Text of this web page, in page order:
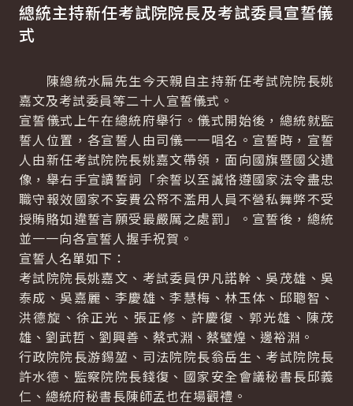
總統主持新任考試院院長及考試委員宣誓儀
式
陳總統水扁先生今天親自主持新任考試院院長姚
嘉文及考試委員等二十人宣誓儀式。
宣誓儀式上午在總統府舉行。儀式開始後，總統就監
誓人位置，各宣誓人由司儀一一唱名。宣誓時，宣誓
人由新任考試院院長姚嘉文帶領，面向國旗暨國父遺
像，舉右手宣讀誓詞「余誓以至誠恪遵國家法令盡忠
職守報效國家不妄費公帑不濫用人員不營私舞弊不受
授賄賂如違誓言願受最嚴厲之處罰」。宣誓後，總統
並一一向各宣誓人握手祝賀。
宣誓人名單如下：
考試院院長姚嘉文、考試委員伊凡諾幹、吳茂雄、吳
泰成、吳嘉麗、李慶雄、李慧梅、林玉体、邱聰智、
洪德旋、徐正光、張正修、許慶復、郭光雄、陳茂
雄、劉武哲、劉興善、蔡式淵、蔡璧煌、邊裕淵。
行政院院長游錫堃、司法院院長翁岳生、考試院院長
許水德、監察院院長錢復、國家安全會議秘書長邱義
仁、總統府秘書長陳師孟也在場觀禮。